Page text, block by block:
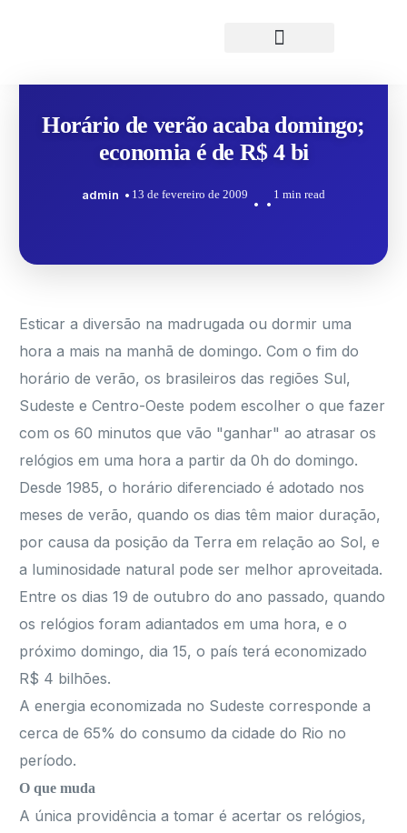
Horário de verão acaba domingo;
economia é de R$ 4 bi
admin 13 de fevereiro de 2009 1 min read
Esticar a diversão na madrugada ou dormir uma
hora a mais na manhã de domingo. Com o fim do
horário de verão, os brasileiros das regiões Sul,
Sudeste e Centro-Oeste podem escolher o que fazer
com os 60 minutos que vão "ganhar" ao atrasar os
relógios em uma hora a partir da 0h do domingo.
Desde 1985, o horário diferenciado é adotado nos
meses de verão, quando os dias têm maior duração,
por causa da posição da Terra em relação ao Sol, e
a luminosidade natural pode ser melhor aproveitada.
Entre os dias 19 de outubro do ano passado, quando
os relógios foram adiantados em uma hora, e o
próximo domingo, dia 15, o país terá economizado
R$ 4 bilhões.
A energia economizada no Sudeste corresponde a
cerca de 65% do consumo da cidade do Rio no
período.
O que muda
A única providência a tomar é acertar os relógios,